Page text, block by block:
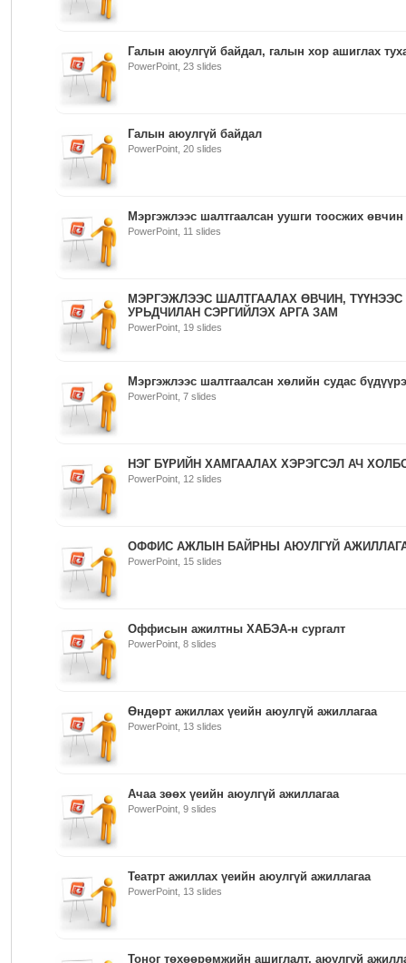
Галын аюулгүй байдал, галын хор ашиглах
PowerPoint, 23 slides
Галын аюулгүй байдал
PowerPoint, 20 slides
Мэргэжлээс шалтгаалсан уушги тоосжих өвчин
PowerPoint, 11 slides
МЭРГЭЖЛЭЭС ШАЛТГААЛАХ ӨВЧИН, ТҮҮНЭЭС
УРЬДЧИЛАН СЭРГИЙЛЭХ АРГА ЗАМ
PowerPoint, 19 slides
Мэргэжлээс шалтгаалсан хөлийн судас
PowerPoint, 7 slides
НЭГ БҮРИЙН ХАМГААЛАХ ХЭРЭГСЭЛ АЧ
PowerPoint, 12 slides
ОФФИС АЖЛЫН БАЙРНЫ АЮУЛГҮЙ
PowerPoint, 15 slides
Оффисын ажилтны ХАБЭА-н сургалт
PowerPoint, 8 slides
Өндөрт ажиллах үеийн аюулгүй ажиллагаа
PowerPoint, 13 slides
Ачаа зөөх үеийн аюулгүй ажиллагаа
PowerPoint, 9 slides
Театрт ажиллах үеийн аюулгүй ажиллагаа
PowerPoint, 13 slides
Тоног төхөөрөмжийн ашиглалт, аюулгүй